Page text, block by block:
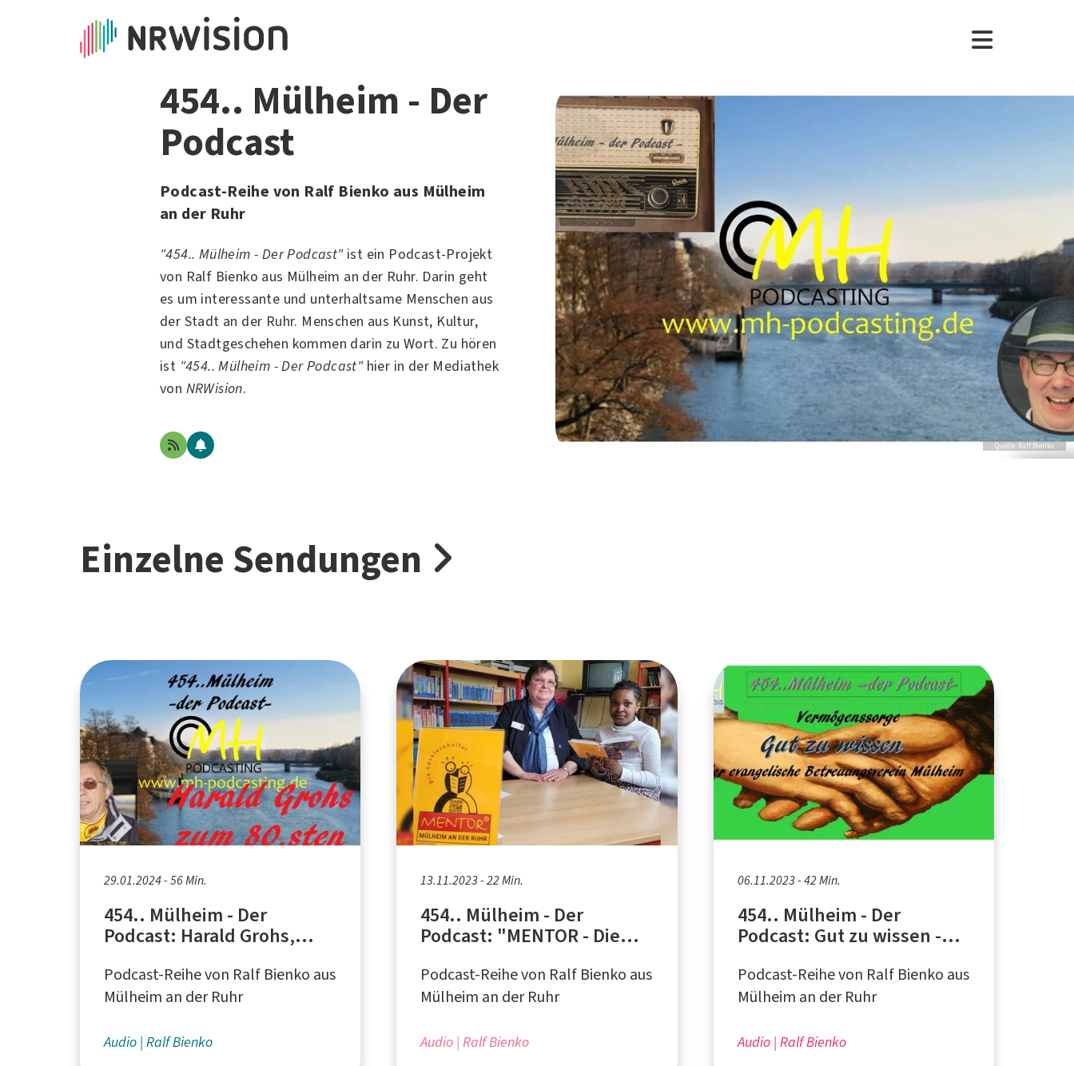
454.. Mülheim - Der
Podcast
Podcast-Reihe von Ralf Bienko aus Mülheim
an der Ruhr
"454.. Mülheim - Der Podcast"ist ein Podcast-Projekt
von Ralf Bienko aus Mülheim an der Ruhr. Darin geht
es um interessante und unterhaltsame Menschen aus
der Stadt an der Ruhr. Menschen aus Kunst, Kultur,
und Stadtgeschehen kommen darin zu Wort. Zu hören
ist "454.. Mülheim - Der Podcast"hier in der Mediathek
von NRWision.
Quelle: Ralf Bienko
Einzelne Sendungen
29.01.2024 - 56 Min.
454.. Mülheim - Der
Podcast: Harald Grohs,
Podcast-Reihe von Ralf Bienko aus
Mülheim an der Ruhr
Audio Ralf Bienko
13.11.2023 - 22 Min.
454.. Mülheim - Der
Podcast: "MENTOR - Die
der Ruhr"
Podcast-Reihe von Ralf Bienko aus
Mülheim an der Ruhr
Audio Ralf Bienko
06.11.2023 - 42 Min.
454.. Mülheim - Der
Podcast: Gut zu wissen -
Podcast-Reihe von Ralf Bienko aus
Mülheim an der Ruhr
Audio Ralf Bienko